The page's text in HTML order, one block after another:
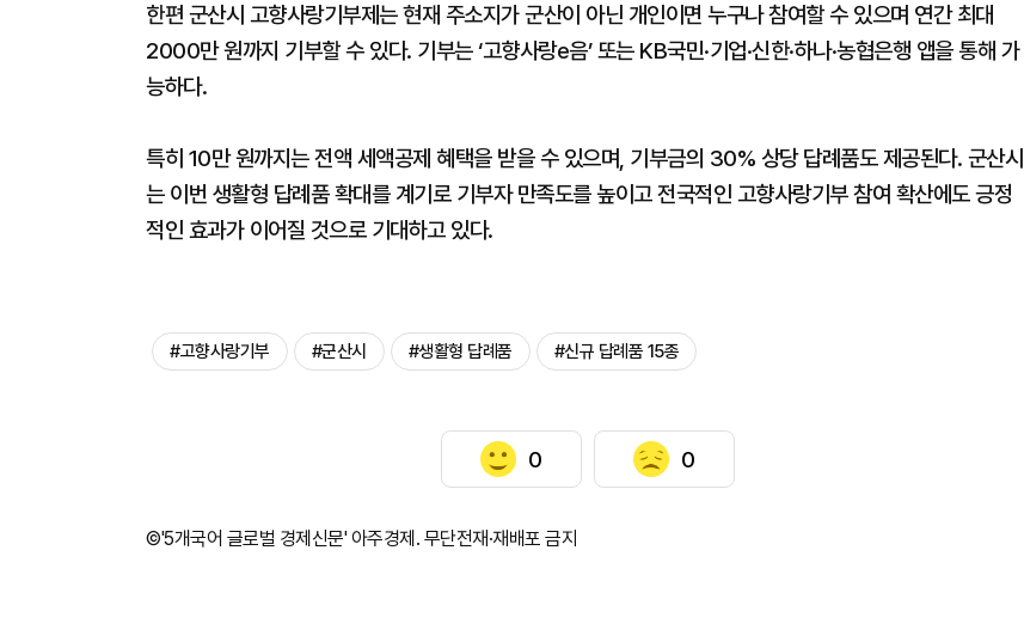
한편 군산시 고향사랑기부제는 현재 주소지가 군산이 아닌 개인이면 누구나 참여할 수 있으며 연간 최대
2000만 원까지 기부할 수 있다. 기부는 ‘고향사랑e음’ 또는 KB국민·기업·신한·하나·농협은행 앱을 통해 가
능하다.
특히 10만 원까지는 전액 세액공제 혜택을 받을 수 있으며, 기부금의 30% 상당 답례품도 제공된다. 군산시
는 이번 생활형 답례품 확대를 계기로 기부자 만족도를 높이고 전국적인 고향사랑기부 참여 확산에도 긍정
적인 효과가 이어질 것으로 기대하고 있다.
#고향사랑기부 #군산시 #생활형 답례품 #신규 답례품 15종
0 0
©'5개국어 글로벌 경제신문' 아주경제. 무단전재·재배포 금지